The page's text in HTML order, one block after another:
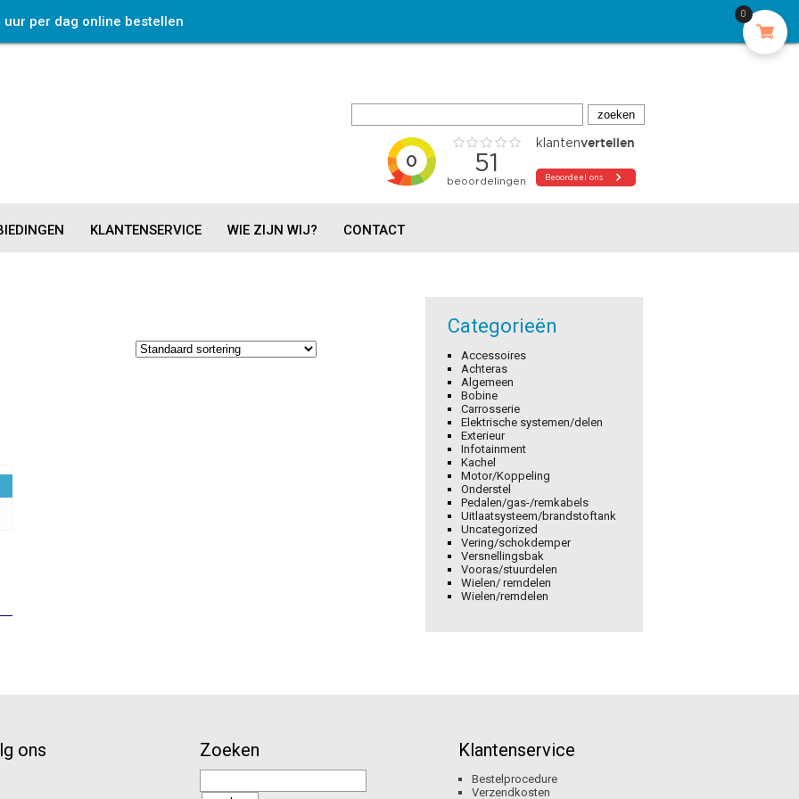
uur per dag online bestellen
KLANTENSERVICE WIE ZIJN WIJ? CONTACT
Categorieën
Accessoires
Achteras
Algemeen
Bobine
Carrosserie
Elektrische systemen/delen
Exterieur
Infotainment
Kachel
Motor/Koppeling
Onderstel
Pedalen/gas-/remkabels
Uitlaatsysteem/brandstoftank
Uncategorized
Vering/schokdemper
Versnellingsbak
Vooras/stuurdelen
Wielen/ remdelen
Wielen/remdelen
ons Zoeken Klantenservice
Bestelprocedure
Verzendkosten
0